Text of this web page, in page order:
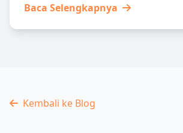
depan Amerika?
Baca Selengkapnya
Kembali ke Blog